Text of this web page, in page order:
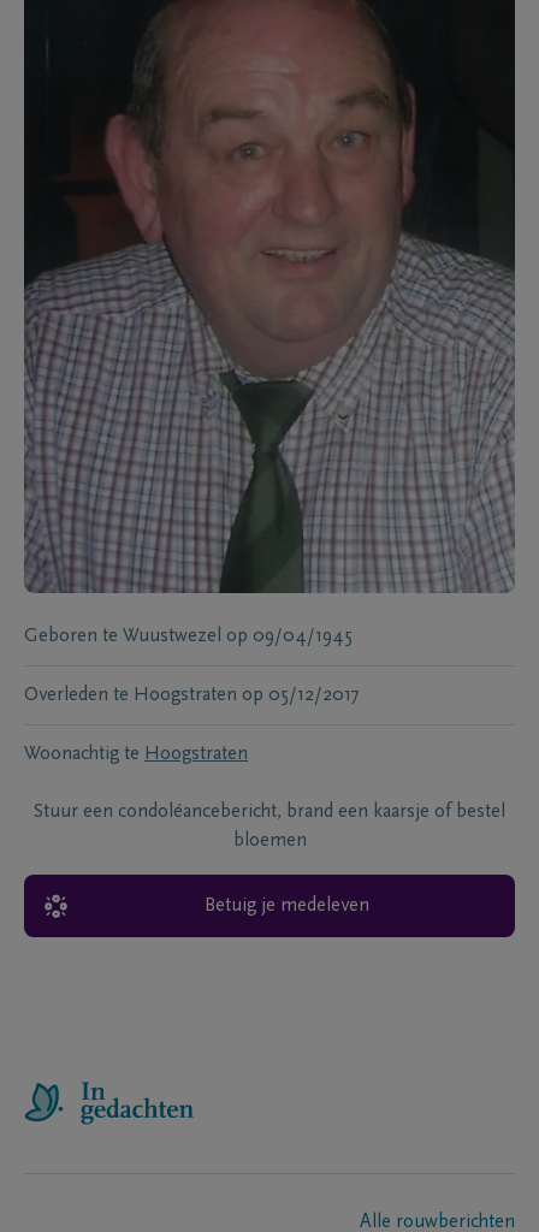
Geboren te Wuustwezel op 09/04/1945
Overleden te Hoogstraten op 05/12/2017
Woonachtig te Hoogstraten
Stuur een condoléancebericht, brand een kaarsje of bestel
bloemen
Betuig je medeleven
Alle rouwberichten